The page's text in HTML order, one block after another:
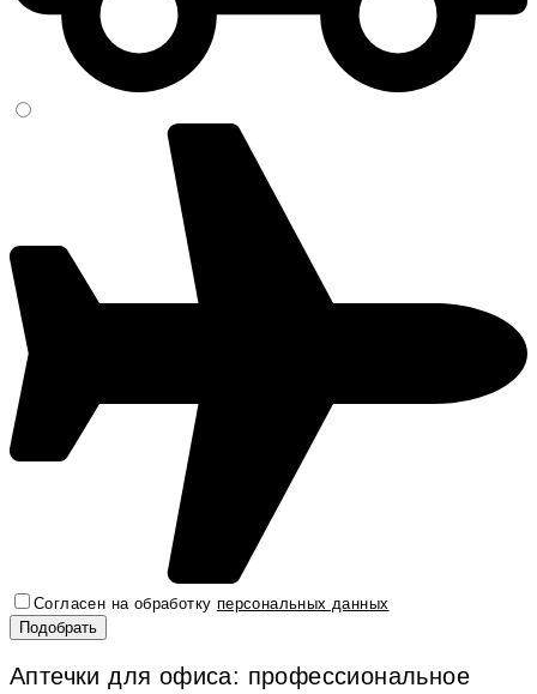
Согласен на обработку персональных данных
Аптечки для офиса: профессиональное